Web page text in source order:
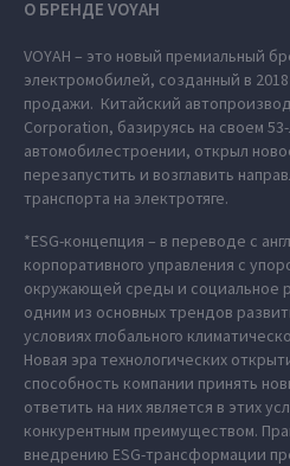
О БРЕНДЕ VOYAH
VOYAH – это новый премиальный
электромобилей, созданный в
продажи. Китайский
Corporation, базируясь на своем
автомобилестроении, открыл
перезапустить и возглавить
транспорта на электротяге.
*ESG-концепция – в переводе с
корпоративного управления с
окружающей среды и социальное
одним из основных трендов
условиях глобального
Новая эра технологических
способность компании принять
ответить на них является в этих
конкурентным преимуществом.
внедрению ESG-трансформации